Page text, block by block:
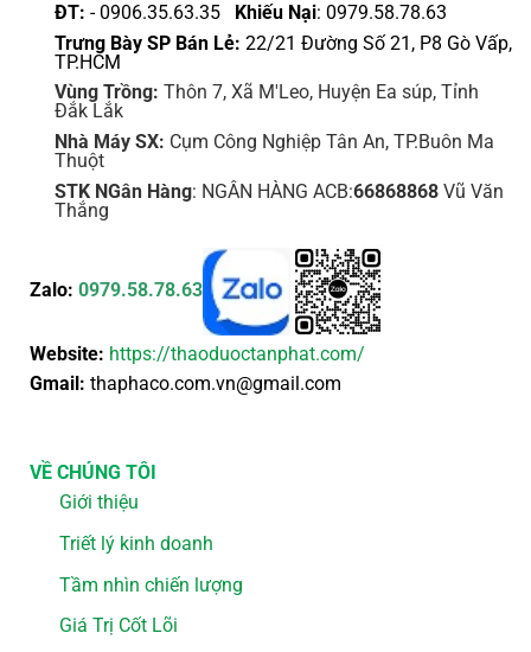
phẩm
phẩm
ĐT: - 0906.35.63.35 Khiếu Nại: 0979.58.78.63
Trưng Bày SP Bán Lẻ: 22/21 Đường Số 21, P8 Gò Vấp,
TP.HCM
Vùng Trồng: Thôn 7, Xã M'Leo, Huyện Ea súp, Tỉnh
Đắk Lắk
Nhà Máy SX: Cụm Công Nghiệp Tân An, TP.Buôn Ma
Thuột
STK NGân Hàng: NGÂN HÀNG ACB:66868868Vũ Văn
Thắng
Zalo: 0979.58.78.63
Website: https://thaoduoctanphat.com/
Gmail: thaphaco.com.vn@gmail.com
VỀ CHÚNG TÔI
Giới thiệu
Triết lý kinh doanh
Tầm nhìn chiến lượng
Giá Trị Cốt Lõi